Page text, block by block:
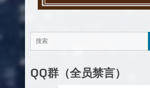
QQ群（全员禁言）